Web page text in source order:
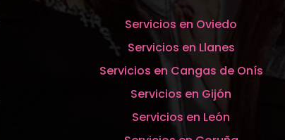
Servicios en Oviedo
Servicios en Llanes
Servicios en Cangas de Onís
Servicios en Gijón
Servicios en León